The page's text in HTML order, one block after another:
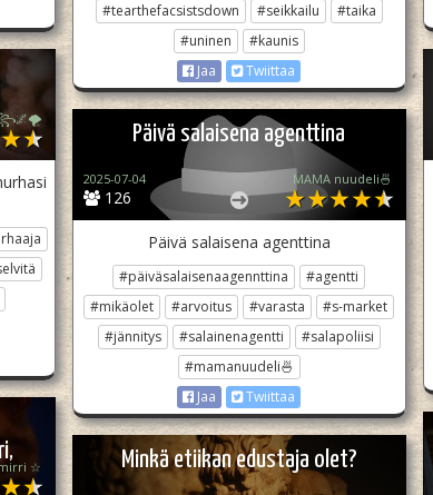
#tearthefacsistsdown
#seikkailu
#taika
#uninen
#kaunis
Jaa
Twiittaa
⊹꧂🌌🌪
Päivä salaisena agenttina
126
2025-07-04 MAMA nuudeli🍜
Päivä salaisena agenttina
#päiväsalaisenaagennttina
#agentti
#mikäolet
#arvoitus #varasta
#s-market
#jännitys
#salainenagentti
#salapoliisi
#mamanuudeli🍜
Jaa
Twiittaa
☆ Minkä etiikan edustaja olet?